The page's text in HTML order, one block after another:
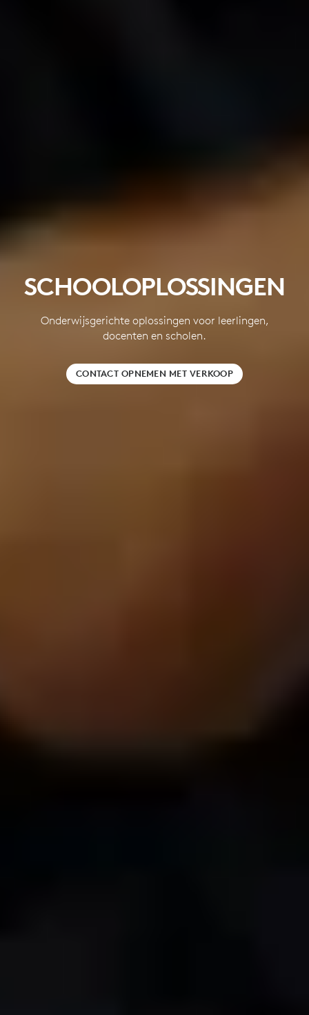
SCHOOLOPLOSSINGEN
Onderwijsgerichte oplossingen voor leerlingen,
docenten en scholen.
CONTACT OPNEMEN MET VERKOOP